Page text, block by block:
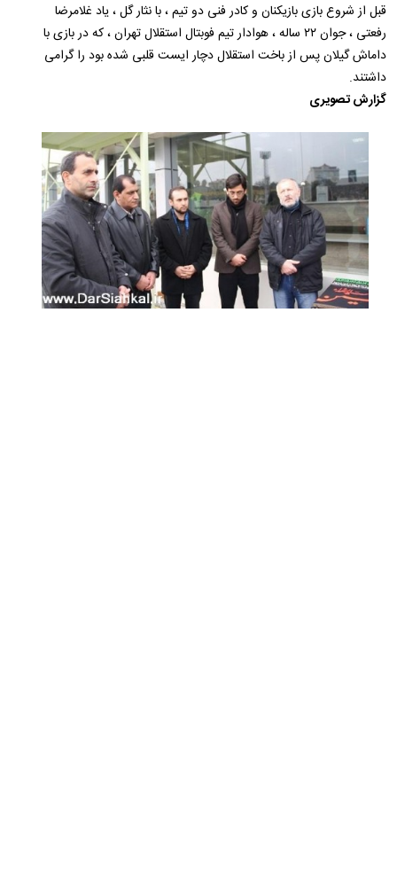
قبل از شروع بازی بازیکنان و کادر فنی دو تیم ، با نثار گل ، یاد غلامرضا
رفعتی ، جوان ۲۲ ساله ، هوادار تیم فوبتال استقلال تهران ، که در بازی با
داماش گیلان پس از باخت استقلال دچار ایست قلبی شده بود را گرامی
داشتند.
گزارش تصویری